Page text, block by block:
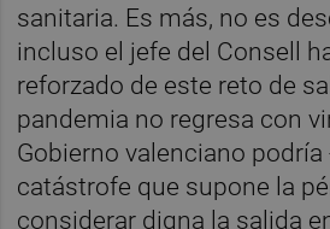
sanitaria. Es más, no es
incluso el jefe del Consell
reforzado de este reto de
pandemia no regresa con
Gobierno valenciano podría
catástrofe que supone la
considerar digna la salida